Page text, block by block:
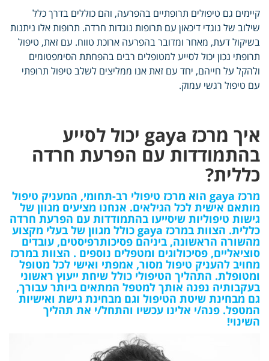
קיימים גם טיפולים תרופתיים בהפרעה, והם כוללים בדרך כלל
שילוב של נוגדי דיכאון עם תרופות נוגדות חרדה. תרופות אלו ניתנות
בשיקול דעת, מאחר ומדובר בהפרעה ארוכת טווח. עם זאת, טיפול
תרופתי נכון יכול לסייע למטופלים רבים בהפחתת הסימפטומים
ולהקל על חייהם, יחד עם זאת אנו ממליצים לשלב טיפול תרופתי
עם טיפול רגשי עמוק.
איך מרכז gaya יכול לסייע
בהתמודדות עם הפרעת חרדה
כללית?
מרכז gaya הוא מרכז טיפולי רב-תחומי, המעניק טיפול
מותאם אישית לכל הגילאים. אנחנו מציעים מגוון של
גישות טיפוליות שיסייעו בהתמודדות עם הפרעת חרדה
כללית. הצוות במרכז gaya כולל מגוון של בעלי מקצוע
מהשורה הראשונה, ביניהם פסיכותרפיסטים, עובדים
סוציאליים, פסיכולוגים ומטפלים נוספים . הצוות במרכז
מחויב להעניק טיפול מסור, אמפתי ואישי לכל מטופל
ומטופלת. התהליך הטיפולי כולל שיחת ייעוץ ראשוני
בעקבותיה נפנה אותך למטפל המתאים ביותר עבורך,
גם מבחינת שיטת הטיפול וגם מבחינת גישת ואישיות
המטפל. פנה/י אלינו עכשיו והתחל/י את תהליך
השינוי!